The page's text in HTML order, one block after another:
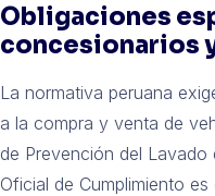
Obligaciones
concesionarios
La normativa peruana
a la compra y venta de
de Prevención del Lavado
Oficial de Cumplimiento